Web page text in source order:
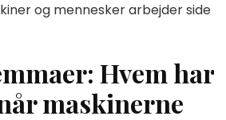
og mennesker arbejder side
Hvem har
maskinerne